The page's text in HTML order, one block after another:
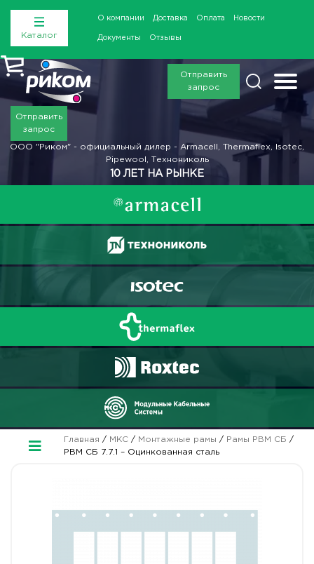
Каталог
О компании Доставка Оплата Новости
Документы Отзывы
Отправить
запрос
Отправить
запрос
ООО "Риком" - официальный дилер - Armacell, Thermaflex, Isotec,
Pipewool, Технониколь
10 ЛЕТ НА РЫНКЕ
Главная / МКС/ Монтажные рамы / Рамы РВМ СБ /
РВМ СБ 7.7.1 – Оцинкованная сталь